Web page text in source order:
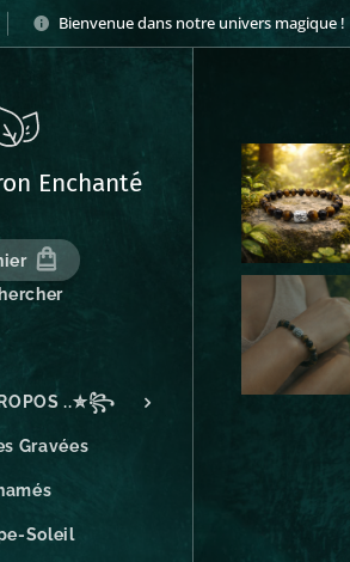
Bienvenue dans notre univers magique !
Enchanté
..✮꧂
Gravées
Soleil